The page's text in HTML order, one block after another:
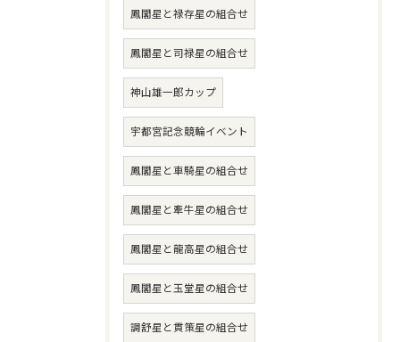
鳳閣星と禄存星の組合せ
鳳閣星と司禄星の組合せ
神山雄一郎カップ
宇都宮記念競輪イベント
鳳閣星と車騎星の組合せ
鳳閣星と牽牛星の組合せ
鳳閣星と龍高星の組合せ
鳳閣星と玉堂星の組合せ
調舒星と貫策星の組合せ